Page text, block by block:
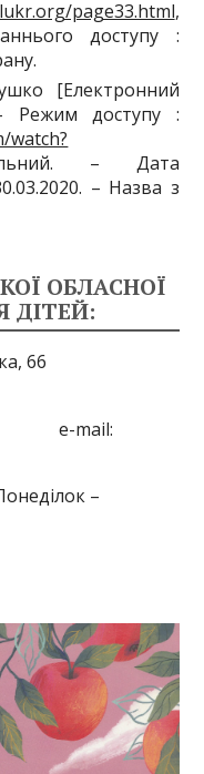
page33.html,
доступу :
[Електронний
Режим доступу :
watch?
– Дата
– Назва з
ОБЛАСНОЇ
ДІТЕЙ:
66
e-mail:
–